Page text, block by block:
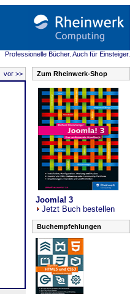
Professionelle Bücher. Auch für Einsteiger.
vor >> Zum Rheinwerk-Shop
Joomla! 3
Jetzt Buch bestellen
Buchempfehlungen